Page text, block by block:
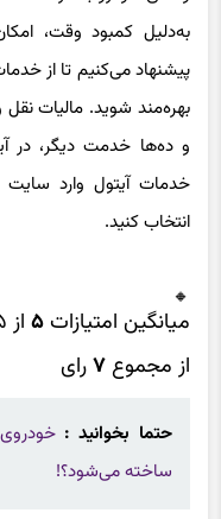
به‌دلیل کمبود وقت،
پیشنهاد می‌کنیم تا از
بهره‌مند شوید. مالیات
و ده‌ها خدمت دیگر، در
انتخاب کنید.
میانگین امتیازات۵ از ۵
از مجموع۷رای
حتما بخوانید :
ساخته می‌شود؟!